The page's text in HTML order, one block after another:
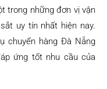
trong những đơn vị vận
uy tín nhất hiện nay.
chuyển hàng Đà Nẵng
ứng tốt nhu cầu của